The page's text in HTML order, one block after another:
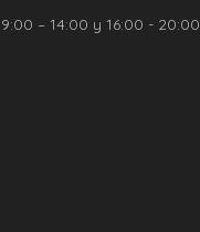
– 14:00 y 16:00 - 20:00